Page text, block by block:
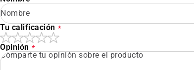
Tu calificación
Opinión